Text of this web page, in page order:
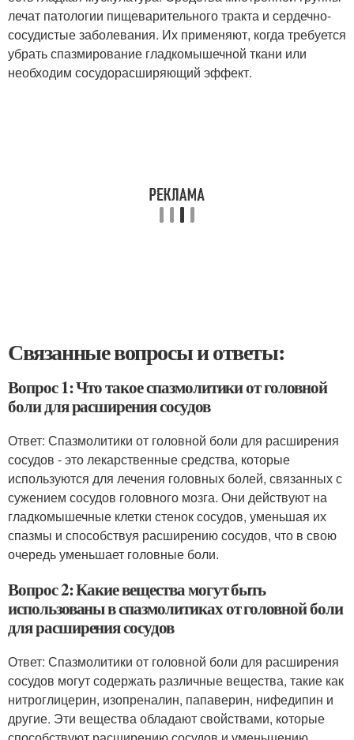
лечат патологии пищеварительного тракта и сердечно-
сосудистые заболевания. Их применяют, когда требуется
убрать спазмирование гладкомышечной ткани или
необходим сосудорасширяющий эффект.
Связанные вопросы и ответы:
Вопрос 1: Что такое спазмолитики от головной
боли для расширения сосудов
Ответ: Спазмолитики от головной боли для расширения
сосудов - это лекарственные средства, которые
используются для лечения головных болей, связанных с
сужением сосудов головного мозга. Они действуют на
гладкомышечные клетки стенок сосудов, уменьшая их
спазмы и способствуя расширению сосудов, что в свою
очередь уменьшает головные боли.
Вопрос 2: Какие вещества могут быть
использованы в спазмолитиках от головной боли
для расширения сосудов
Ответ: Спазмолитики от головной боли для расширения
сосудов могут содержать различные вещества, такие как
нитроглицерин, изопреналин, папаверин, нифедипин и
другие. Эти вещества обладают свойствами, которые